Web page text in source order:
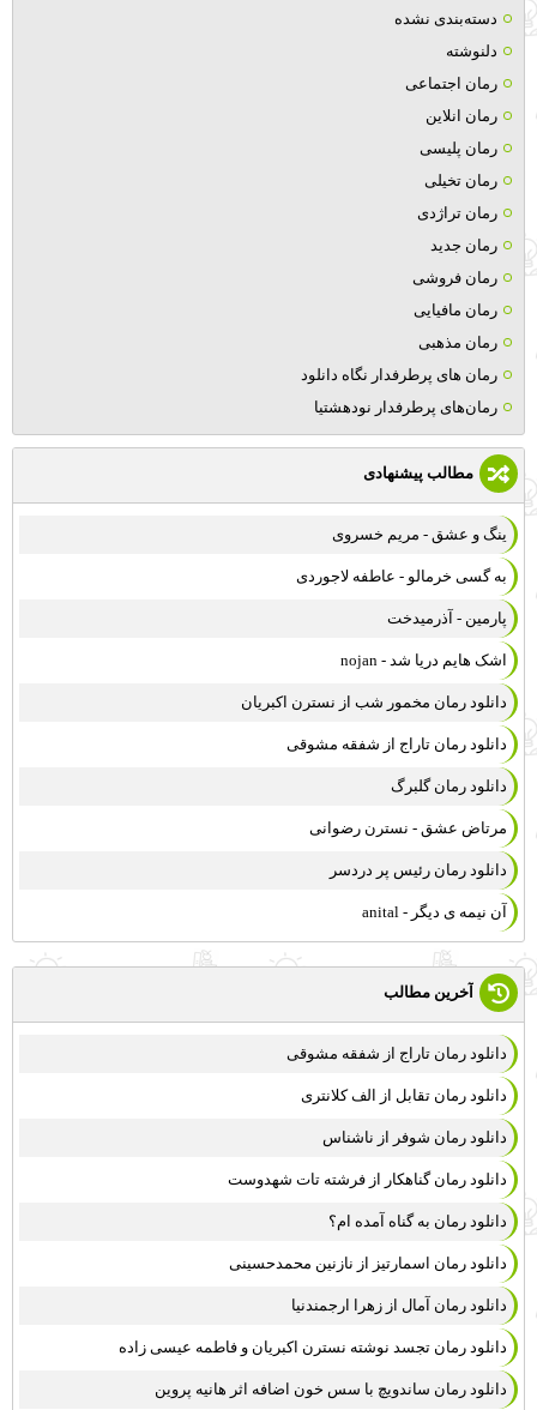
دسته‌بندی نشده
دلنوشته
رمان اجتماعی
رمان انلاین
رمان پلیسی
رمان تخیلی
رمان تراژدی
رمان جدید
رمان فروشی
رمان مافیایی
رمان مذهبی
رمان های پرطرفدار نگاه دانلود
رمان‌های پرطرفدار نودهشتیا
مطالب پیشنهادی
ینگ و عشق - مریم خسروی
به گسی خرمالو - عاطفه لاجوردی
پارمین - آذرمیدخت
اشک هایم دریا شد - nojan
دانلود رمان مخمور شب از نسترن اکبریان
دانلود رمان تاراج از شفقه مشوقی
دانلود رمان گلبرگ
مرتاض عشق - نسترن رضوانی
دانلود رمان رئیس پر دردسر
آن نیمه ی دیگر - anital
آخرین مطالب
دانلود رمان تاراج از شفقه مشوقی
دانلود رمان تقابل از الف کلانتری
دانلود رمان شوفر از ناشناس
دانلود رمان گناهکار از فرشته تات شهدوست
دانلود رمان به گناه آمده ام؟
دانلود رمان اسمارتیز از نازنین محمدحسینی
دانلود رمان آمال از زهرا ارجمندنیا
دانلود رمان تجسد نوشته نسترن اکبریان و فاطمه عیسی زاده
دانلود رمان ساندویچ با سس خون اضافه اثر هانیه پروین